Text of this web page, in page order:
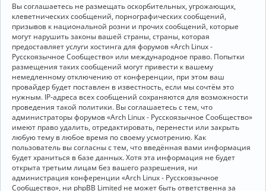
Вы соглашаетесь не размещать оскорбительных, угрожающих,
клеветнических сообщений, порнографических сообщений,
призывов к национальной розни и прочих сообщений, которые
могут нарушить законы вашей страны, страны, которая
предоставляет услуги хостинга для форумов «Arch Linux -
Русскоязычное Сообщество» или международное право. Попытки
размещения таких сообщений могут привести к вашему
немедленному отключению от конференции, при этом ваш
провайдер будет поставлен в известность, если мы сочтём это
нужным. IP-адреса всех сообщений сохраняются для возможности
проведения такой политики. Вы соглашаетесь с тем, что
администраторы форумов «Arch Linux - Русскоязычное Сообщество»
имеют право удалить, отредактировать, перенести или закрыть
любую тему в любое время по своему усмотрению. Как
пользователь вы согласны с тем, что введённая вами информация
будет храниться в базе данных. Хотя эта информация не будет
открыта третьим лицам без вашего разрешения, ни
администрация конференции «Arch Linux - Русскоязычное
Сообщество», ни phpBB Limited не может быть ответственна за